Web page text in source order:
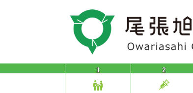
頭
飛
1 2